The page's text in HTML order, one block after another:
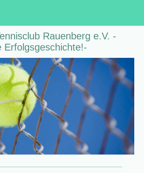
Rauenberg e.V. -
Erfolgsgeschichte!-